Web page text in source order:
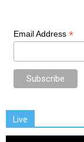
Email Address *
Live